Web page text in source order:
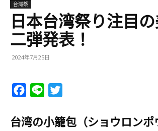
台灣祭
日本台湾祭り注目
二弾発表！
2024年7月25日
Facebook
Line
台湾の小籠包（ショウロンポ